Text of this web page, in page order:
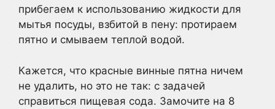
прибегаем к использованию жидкости для
мытья посуды, взбитой в пену: протираем
пятно и смываем теплой водой.
Кажется, что красные винные пятна ничем
не удалить, но это не так: с задачей
справиться пищевая сода. Замочите на 8